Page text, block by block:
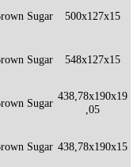
Sugar
500x127x15
Sugar
548x127x15
Sugar
438,78x190x19
,05
Sugar 438,78x190x15